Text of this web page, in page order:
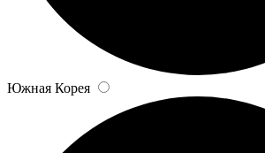
Южная Корея